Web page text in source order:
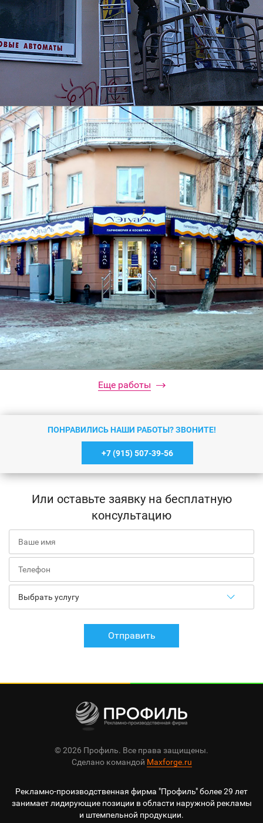
Вывеска
Подробнее
Подробнее
Еще работы
ПОНРАВИЛИСЬ НАШИ РАБОТЫ? ЗВОНИТЕ!
+7 (915) 507-39-56
Или оставьте заявку на бесплатную
консультацию
Отправить
© 2026 Профиль. Все права защищены.
Сделано командой Maxforge.ru
Рекламно-производственная фирма "Профиль" более 29 лет
занимает лидирующие позиции в области наружной рекламы
и штемпельной продукции.